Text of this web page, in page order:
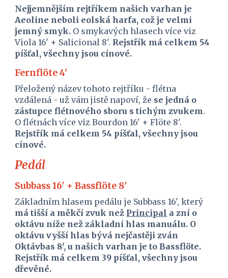
Nejjemnějším rejtříkem našich varhan je
Aeoline neboli eolská harfa, což je velmi
jemný smyk. O smykavých hlasech více viz
Viola 16' + Salicional 8'. Rejstřík má celkem 54
píšťal, všechny jsou cínové.
Fernflöte 4'
Přeložený název tohoto rejtříku - flétna
vzdálená - už vám jistě napoví, že se jedná o
zástupce flétnového sboru s tichým zvukem.
Rejstřík má celkem 54 píšťal, všechny jsou
cínové.
Pedál
Subbass 16' + Bassflöte 8'
má tišší a měkčí zvuk než Principal a zní o
oktávu níže než základní hlas manuálu. O
oktávu vyšší hlas bývá nejčastěji zván
Oktávbas 8', u našich varhan je to Bassflöte.
Rejstřík má celkem 39 píšťal, všechny jsou
dřevěné.